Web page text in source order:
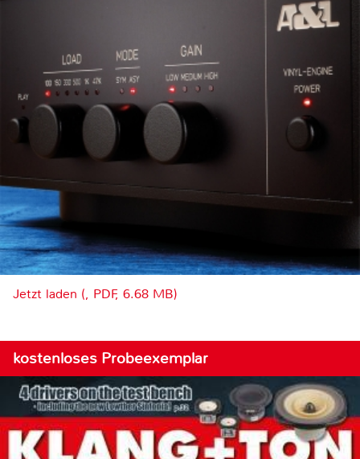
Jetzt laden (, PDF, 6.68 MB)
kostenloses Probeexemplar